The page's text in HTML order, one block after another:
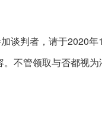
谈判者，请于2020年
不管领取与否都视